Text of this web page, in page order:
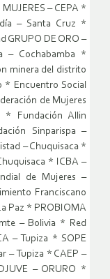
– CEPA *
– Santa Cruz *
GRUPO DE ORO –
– Cochabamba *
minera del distrito
* Encuentro Social
de Mujeres
* Fundación Allin
Sinparispa –
– Chuquisaca *
* ICBA –
de Mujeres –
Franciscano
Paz * PROBIOMA
– Bolivia * Red
– Tupiza * SOPE
– Tupiza * CAEP –
– ORURO *